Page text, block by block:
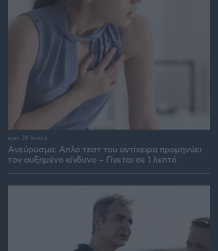
Ανεύρυσμα: Απλό τεστ του αντίχειρα προμηνύει
τον αυξημένο κίνδυνο – Γίνεται σε 1 λεπτό
πριν 39 λεπτά